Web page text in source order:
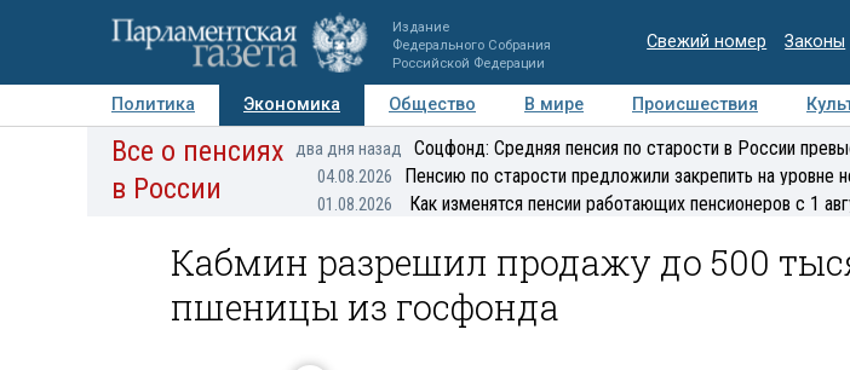
Издание
Федерального Собрания
Российской Федерации
Свежий номер Законы
Политика Экономика Общество В мире Происшествия
Авторы Персоны Мнения Регионы Медиацентр Интервью
Все о пенсиях
в России
два дня назад Соцфонд: Средняя пенсия по старости в России
04.08.2026 Пенсию по старости предложили закрепить на уровне
01.08.2026 Как изменятся пенсии работающих пенсионеров с 1
Кабмин разрешил продажу до 500
пшеницы из госфонда